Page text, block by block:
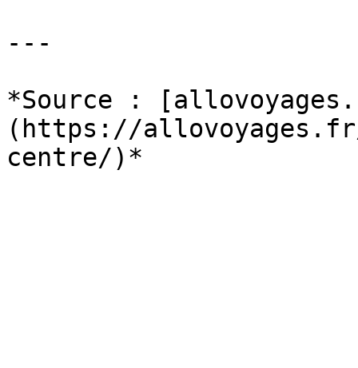
---
*Source :
(https://